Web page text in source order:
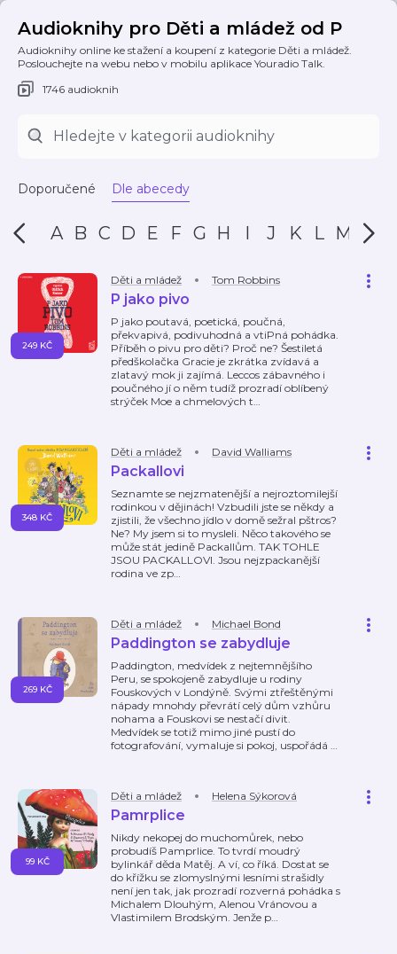
Audioknihy pro Děti a mládež od P
Audioknihy online ke stažení a koupení z kategorie Děti a mládež.
Poslouchejte na webu nebo v mobilu aplikace Youradio Talk.
1746 audioknih
Doporučené Dle abecedy
A B C D E F G H I J K L M N
Děti a mládež Tom Robbins
P jako pivo
P jako poutavá, poetická, poučná,
překvapivá, podivuhodná a vtiPná pohádka.
Příběh o pivu pro děti? Proč ne? Šestiletá
předškolačka Gracie je zkrátka zvídavá a
zlatavý mok ji zajímá. Leccos zábavného i
poučného jí o něm tudíž prozradí oblíbený
strýček Moe a chmelových t…
249 KČ
Děti a mládež David Walliams
Packallovi
Seznamte se nejzmatenější a nejroztomilejší
rodinkou v dějinách! Vzbudili jste se někdy a
zjistili, že všechno jídlo v domě sežral pštros?
Ne? My jsem si to mysleli. Něco takového se
může stát jedině Packallům. TAK TOHLE
JSOU PACKALLOVI. Jsou nejzpackanější
rodina ve zp…
348 KČ
Děti a mládež Michael Bond
Paddington se zabydluje
Paddington, medvídek z nejtemnějšího
Peru, se spokojeně zabydluje u rodiny
Fouskových v Londýně. Svými ztřeštěnými
nápady mnohdy převrátí celý dům vzhůru
nohama a Fouskovi se nestačí divit.
Medvídek se totiž mimo jiné pustí do
fotografování, vymaluje si pokoj, uspořádá …
269 KČ
Děti a mládež Helena Sýkorová
Pamrplice
Nikdy nekopej do muchomůrek, nebo
probudíš Pamprlice. To tvrdí moudrý
bylinkář děda Matěj. A ví, co říká. Dostat se
do křížku se zlomyslnými lesními strašidly
není jen tak, jak prozradí rozverná pohádka s
Michalem Dlouhým, Alenou Vránovou a
Vlastimilem Brodským. Jenže p…
99 KČ